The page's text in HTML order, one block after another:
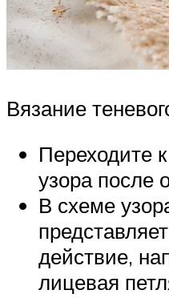
Вязание
Переходите
узора после
В схеме
действие,
лицевая